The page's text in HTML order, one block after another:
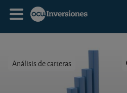
Análisis de carteras